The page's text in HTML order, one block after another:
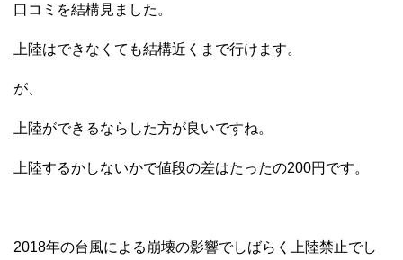
口コミを結構見ました。
上陸はできなくても結構近くまで行けます。
が、
上陸ができるならした方が良いですね。
上陸するかしないかで値段の差はたったの200円です。
2018年の台風による崩壊の影響でしばらく上陸禁止でし